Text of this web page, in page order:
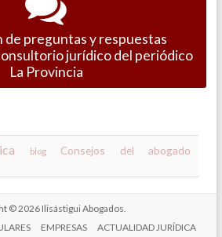
de preguntas y respuestas
jurídico del periódico
La Provincia
blog Consejos del abogado
© 2026Ilisástigui Abogados
EMPRESAS
ACTUALIDAD JURÍDICA